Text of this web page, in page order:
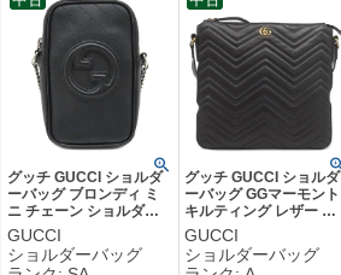
グッチ GUCCI ショルダ
ーバッグ ブロンディ ミ
ニ チェーン ショルダー
レザー ブラック シルバ
ー金具 黒 GG ロゴ ポシ
ェット 760315 【箱】
GUCCI
ショルダーバッグ
グッチ GUCCI ショルダ
ーバッグ GGマーモント
キルティング レザー ブ
ラック ゴールド金具 ダ
ブルG 523369 【中古】
中古美品
GUCCI
ショルダーバッグ